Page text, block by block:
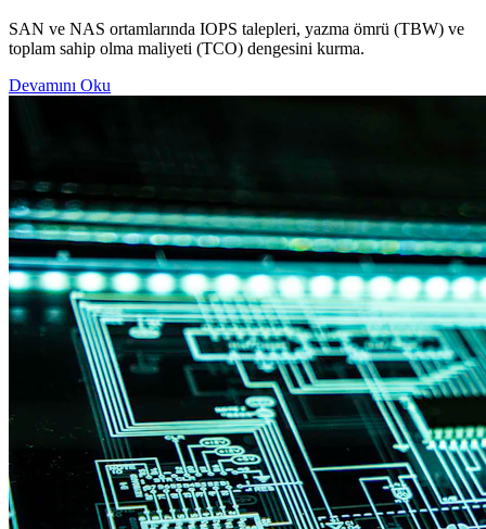
SAN ve NAS ortamlarında IOPS talepleri, yazma ömrü (TBW) ve
toplam sahip olma maliyeti (TCO) dengesini kurma.
Devamını Oku